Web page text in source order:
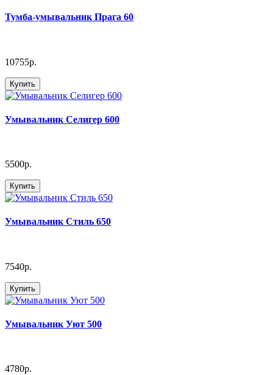
Тумба-умывальник Прага 60
10755р.
Купить
Умывальник Селигер 600
5500р.
Купить
Умывальник Стиль 650
7540р.
Купить
Умывальник Уют 500
4780р.